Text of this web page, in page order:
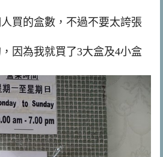
買的盒數，不過不要太誇張
因為我就買了3大盒及4小盒